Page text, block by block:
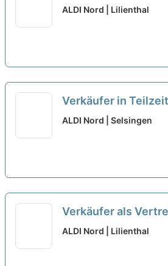
ALDI Nord | Lilienthal
Verkäufer in
ALDI Nord | Selsingen
Verkäufer als
Kraft in Teilzeit (m/
ALDI Nord | Lilienthal